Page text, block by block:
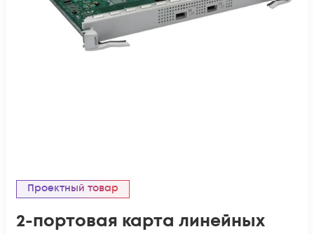
Проектный товар
2-портовая карта линейных